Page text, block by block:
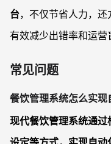
台，不仅节省人力，还
有效减少出错率和运营
常见问题
餐饮管理系统怎么实现
现代餐饮管理系统通过